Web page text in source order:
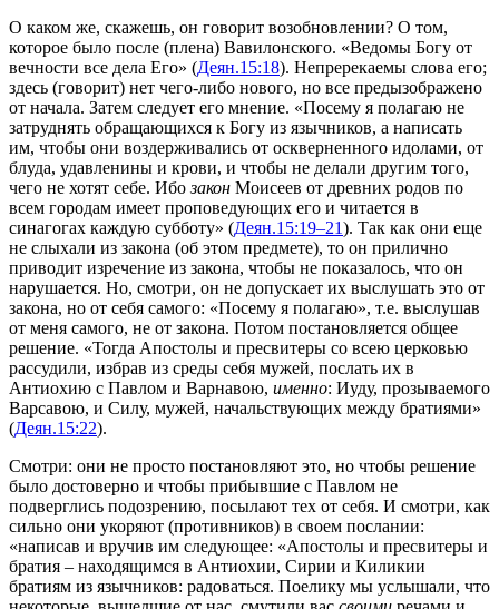
О каком же, скажешь, он говорит возобновлении? О том,
которое было после (плена) Вавилонского. «Ведомы Богу от
вечности все дела Его» (Деян.15:18). Непререкаемы слова его;
здесь (говорит) нет чего-либо нового, но все предызображено
от начала. Затем следует его мнение. «Посему я полагаю не
затруднять обращающихся к Богу из язычников, а написать
им, чтобы они воздерживались от оскверненного идолами, от
блуда, удавленины и крови, и чтобы не делали другим того,
чего не хотят себе. Ибозакон Моисеев от древних родов по
всем городам имеет проповедующих его и читается в
синагогах каждую субботу» (Деян.15:19–21). Так как они еще
не слыхали из закона (об этом предмете), то он прилично
приводит изречение из закона, чтобы не показалось, что он
нарушается. Но, смотри, он не допускает их выслушать это от
закона, но от себя самого: «Посему я полагаю», т.е. выслушав
от меня самого, не от за­кона. Потом постановляется общее
решение. «Тогда Апостолы и пресвитеры со всею церковью
рассудили, избрав из среды себя мужей, послать их в
Антиохию с Павлом и Варнавою, именно: Иуду, прозываемого
Варсавою, и Силу, мужей, начальствующих между братиями»
(Деян.15:22).
Смотри: они не просто постановляют это, но чтобы решение
было достоверно и чтобы прибывшие с Павлом не
подверглись подозрению, посылают тех от себя. И смотри, как
сильно они укоряют (противников) в своем послании:
«написав и вручив им следующее: «Апостолы и пресвитеры и
братия – находящимся в Антиохии, Сирии и Киликии
братиям из язычников: радоваться. Поелику мы услышали, что